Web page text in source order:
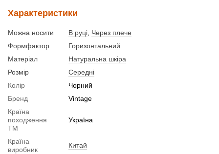
Характеристики
Можна носити В руці Через плече
Формфактор
Горизонтальний
Матеріал
Натуральна шкіра
Розмір
Середні
Колір
Чорний
Бренд
Vintage
Країна
походження
ТМ
Україна
Країна
виробник
Китай